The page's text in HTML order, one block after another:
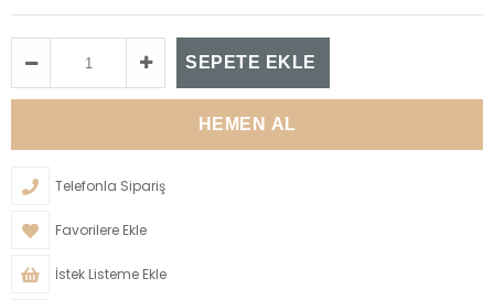
Telefonla Sipariş
Favorilere Ekle
İstek Listeme Ekle